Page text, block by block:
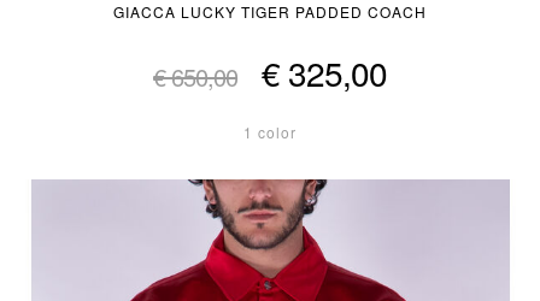
GIACCA LUCKY TIGER PADDED COACH
€ 650,00 € 325,00
1 color